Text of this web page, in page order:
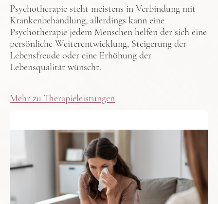
Psychotherapie steht meistens in Verbindung mit
Krankenbehandlung, allerdings kann eine
Psychotherapie jedem Menschen helfen der sich eine
persönliche Weiterentwicklung, Steigerung der
Lebensfreude oder eine Erhöhung der
Lebensqualität wünscht.
Mehr zu Therapieleistungen